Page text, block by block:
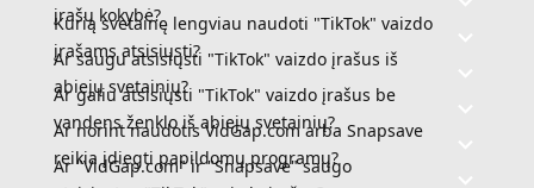
įrašų kokybė?
Kurią svetainę lengviau naudoti "TikTok" vaizdo
įrašams atsisiųsti?
Ar saugu atsisiųsti "TikTok" vaizdo įrašus iš
abiejų svetainių?
Ar galiu atsisiųsti "TikTok" vaizdo įrašus be
vandens ženklo iš abiejų svetainių?
Ar norint naudotis VidGap.com arba Snapsave
reikia įdiegti papildomų programų?
Ar "VidGap.com" ir "Snapsave" saugo